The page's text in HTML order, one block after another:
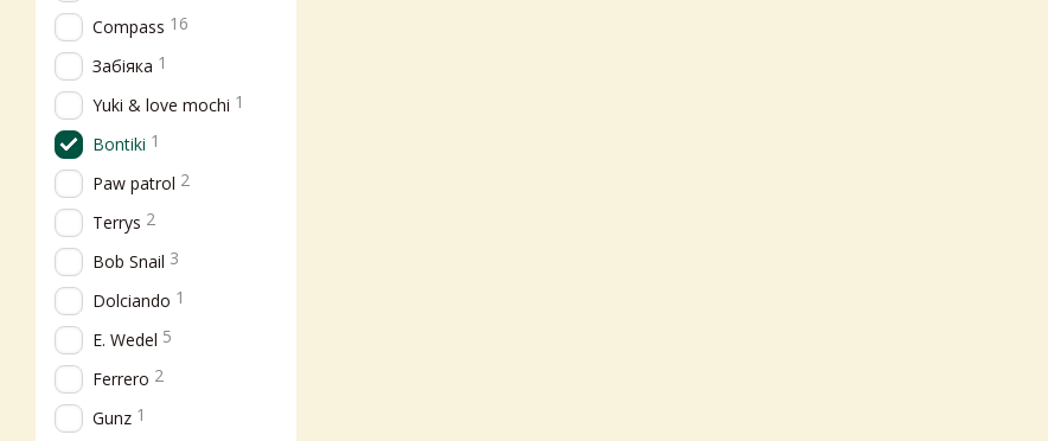
Compass 16
Забіяка 1
Yuki & love mochi 1
Bontiki 1
Paw patrol 2
Terrys 2
Bob Snail 3
Dolciando 1
E. Wedel 5
Ferrero 2
Gunz 1